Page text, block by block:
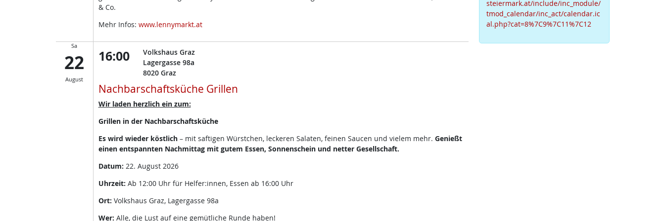
& Co.
Mehr Infos: www.lennymarkt.at
Sa
22
August
16:00
Volkshaus Graz
Lagergasse 98a
8020 Graz
Nachbarschaftsküche Grillen
Wir laden herzlich ein zum:
Grillen in der Nachbarschaftsküche
Es wird wieder köstlich – mit saftigen Würstchen, leckeren Salaten, feinen Saucen und vielem mehr. Genießt
einen entspannten Nachmittag mit gutem Essen, Sonnenschein und netter Gesellschaft.
Datum: 22. August 2026
Uhrzeit: Ab 12:00 Uhr für Helfer:innen, Essen ab 16:00 Uhr
Ort: Volkshaus Graz, Lagergasse 98a
Wer: Alle, die Lust auf eine gemütliche Runde haben!
steiermark.at/include/inc_module/
tmod_calendar/inc_act/calendar.ic
al.php?cat=8%7C9%7C11%7C12